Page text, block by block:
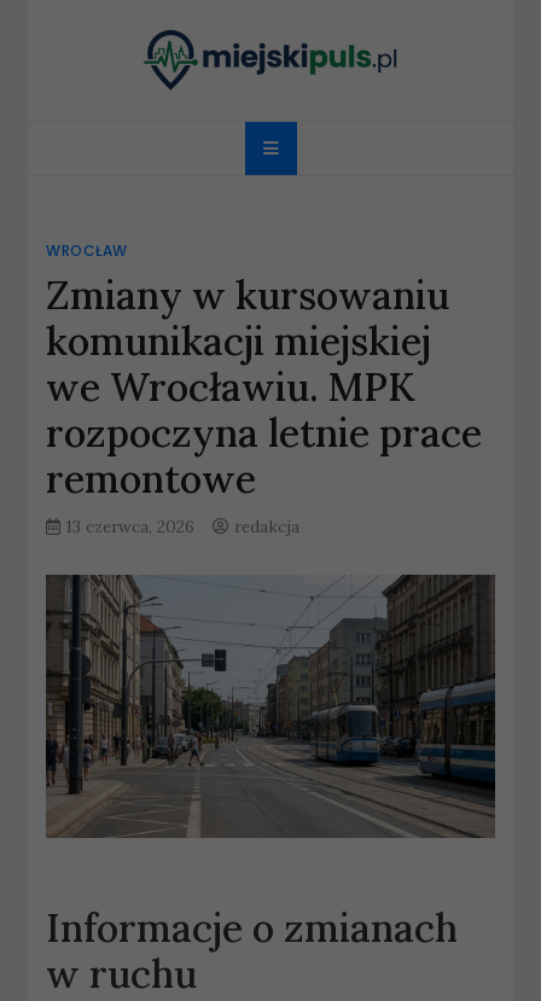
miejskipuls.pl
WROCŁAW
Zmiany w kursowaniu
komunikacji miejskiej
we Wrocławiu. MPK
rozpoczyna letnie prace
remontowe
13 czerwca, 2026 redakcja
Informacje o zmianach
w ruchu